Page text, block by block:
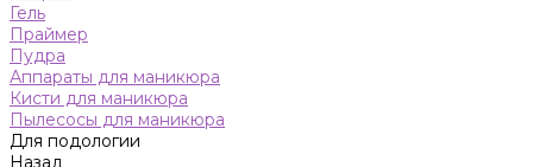
Гель
Праймер
Пудра
Аппараты для маникюра
Кисти для маникюра
Пылесосы для маникюра
Для подологии
Назад